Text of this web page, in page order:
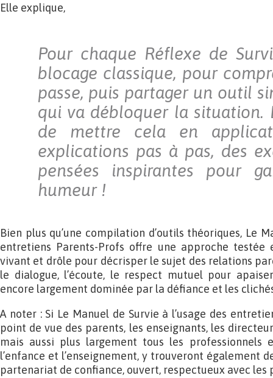
Elle explique,
Pour chaque Réflexe de
blocage classique, pour
passe, puis partager un outil
qui va débloquer la situation.
de mettre cela en
explications pas à pas, des
pensées inspirantes pour
humeur !
Bien plus qu’une compilation d’outils théoriques, Le
entretiens Parents-Profs offre une approche testée
vivant et drôle pour décrisper le sujet des relations
le dialogue, l’écoute, le respect mutuel pour
encore largement dominée par la défiance et les
A noter : Si Le Manuel de Survie à l’usage des
point de vue des parents, les enseignants, les
mais aussi plus largement tous les professionnels
l’enfance et l’enseignement, y trouveront également
partenariat de confiance, ouvert, respectueux avec les